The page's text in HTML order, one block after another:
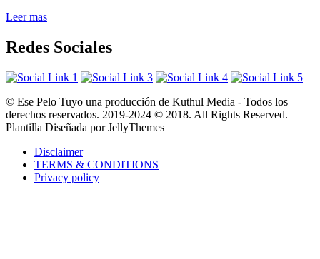
Leer mas
Redes Sociales
© Ese Pelo Tuyo una producción de Kuthul Media - Todos los
derechos reservados. 2019-2024 © 2018. All Rights Reserved.
Plantilla Diseñada por JellyThemes
Disclaimer
TERMS & CONDITIONS
Privacy policy